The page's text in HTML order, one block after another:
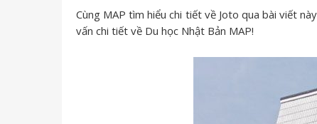
Cùng MAP tìm hiểu chi tiết về Joto qua bài viết
vấn chi tiết về Du học Nhật Bản MAP!